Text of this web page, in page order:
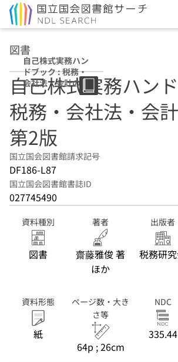
図書
自己株式実務ハン
ドブック : 税務・
会社法・会計の取
扱い 第2版
自己株式実務ハン
税務・会社法・会
第2版
国立国会図書館請求記号
DF186-L87
国立国会図書館書誌ID
027745490
資料種別
図書
著者
齋藤雅俊 著
ほか
出版者
税務研
資料形態
紙
ページ数・大き
さ等
64p ; 26cm
NDC
335.44